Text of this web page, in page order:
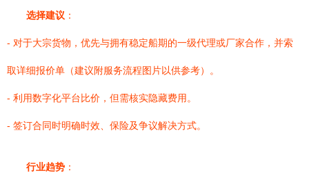
选择建议 ：
- 对于大宗货物，优先与拥有稳定船期的一级代理或厂家合作，并索
取详细报价单（建议附服务流程图片以供参考）。
- 利用数字化平台比价，但需核实隐藏费用。
- 签订合同时明确时效、保险及争议解决方式。
行业趋势 ：